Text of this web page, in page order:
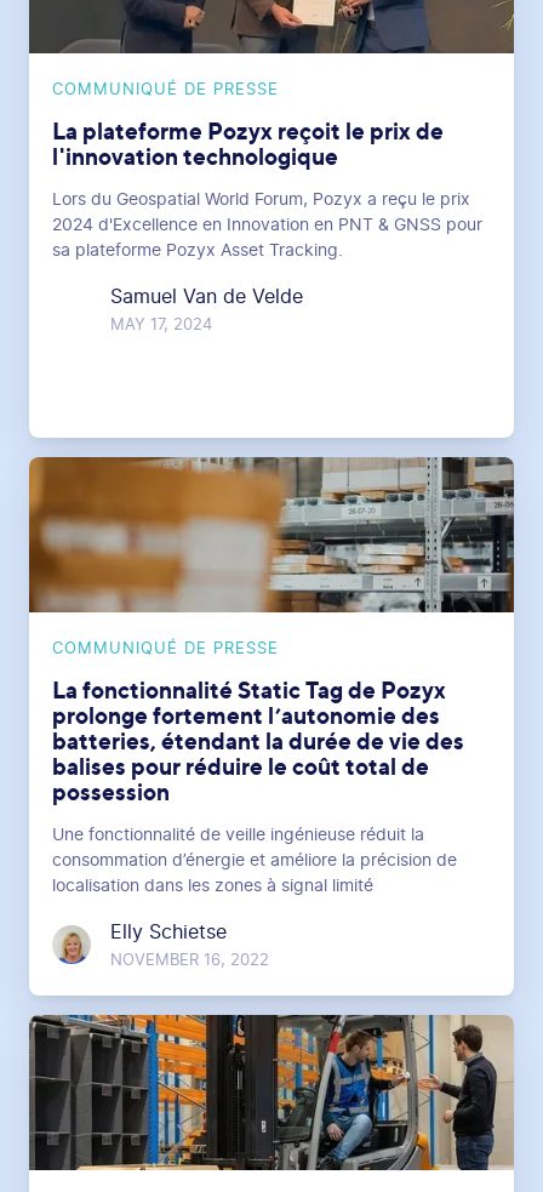
COMMUNIQUÉ DE PRESSE
La plateforme Pozyx reçoit le prix de
l'innovation technologique
Lors du Geospatial World Forum, Pozyx a reçu le prix
2024 d'Excellence en Innovation en PNT & GNSS pour
sa plateforme Pozyx Asset Tracking.
Samuel Van de Velde
MAY 17, 2024
COMMUNIQUÉ DE PRESSE
La fonctionnalité Static Tag de Pozyx
prolonge fortement l’autonomie des
batteries, étendant la durée de vie des
balises pour réduire le coût total de
possession
Une fonctionnalité de veille ingénieuse réduit la
consommation d’énergie et améliore la précision de
localisation dans les zones à signal limité
Elly Schietse
NOVEMBER 16, 2022